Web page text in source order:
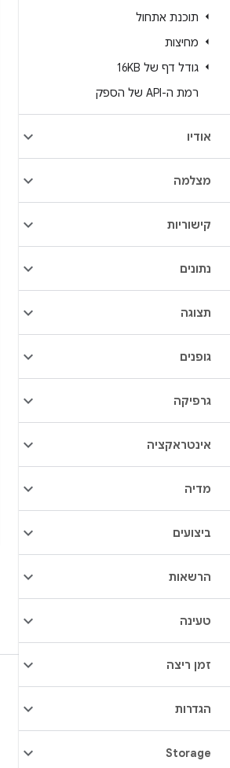
תוכנת אתחול
מחיצות
גודל דף של 16KB
רמת ה-API של הספק
אודיו
מצלמה
קישוריות
נתונים
תצוגה
גופנים
גרפיקה
אינטראקציה
מדיה
ביצועים
הרשאות
טעינה
זמן ריצה
הגדרות
Storage
מאגר Android
דרישות
להסבר על ההורדה